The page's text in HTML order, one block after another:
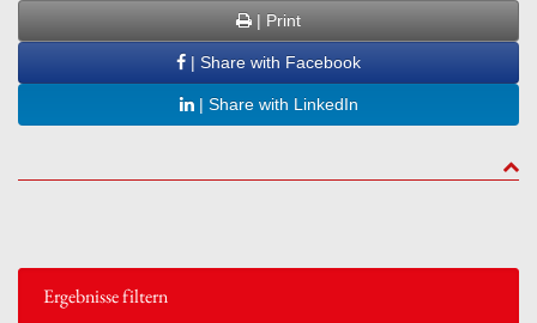
| Print
| Share with Facebook
| Share with LinkedIn
to
Ergebnisse filtern